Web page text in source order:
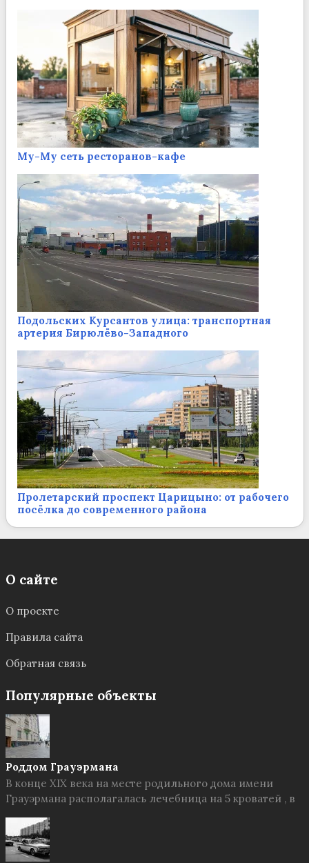
Му-Му сеть ресторанов-кафе
Подольских Курсантов улица: транспортная
артерия Бирюлёво-Западного
Пролетарский проспект Царицыно: от рабочего
посёлка до современного района
О сайте
О проекте
Правила сайта
Обратная связь
Популярные объекты
Роддом Грауэрмана
В конце XIX века на месте родильного дома имени
Грауэрмана располагалась лечебница на 5 кроватей , в